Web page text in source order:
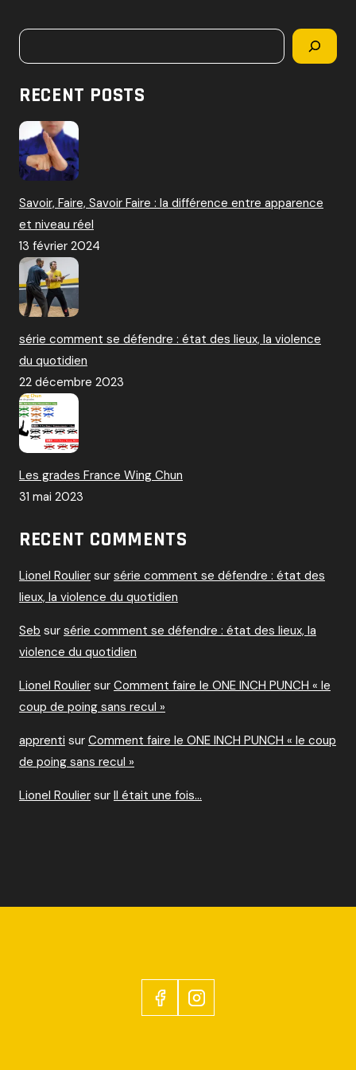
r
Rechercher
RECENT POSTS
Savoir, Faire, Savoir Faire : la différence entre apparence
et niveau réel
13 février 2024
série comment se défendre : état des lieux, la violence
du quotidien
22 décembre 2023
Les grades France Wing Chun
31 mai 2023
RECENT COMMENTS
Lionel Roulier sur série comment se défendre : état des
lieux, la violence du quotidien
Seb sur série comment se défendre : état des lieux, la
violence du quotidien
Lionel Roulier sur Comment faire le ONE INCH PUNCH « le
coup de poing sans recul »
apprenti sur Comment faire le ONE INCH PUNCH « le coup
de poing sans recul »
Lionel Roulier sur Il était une fois…